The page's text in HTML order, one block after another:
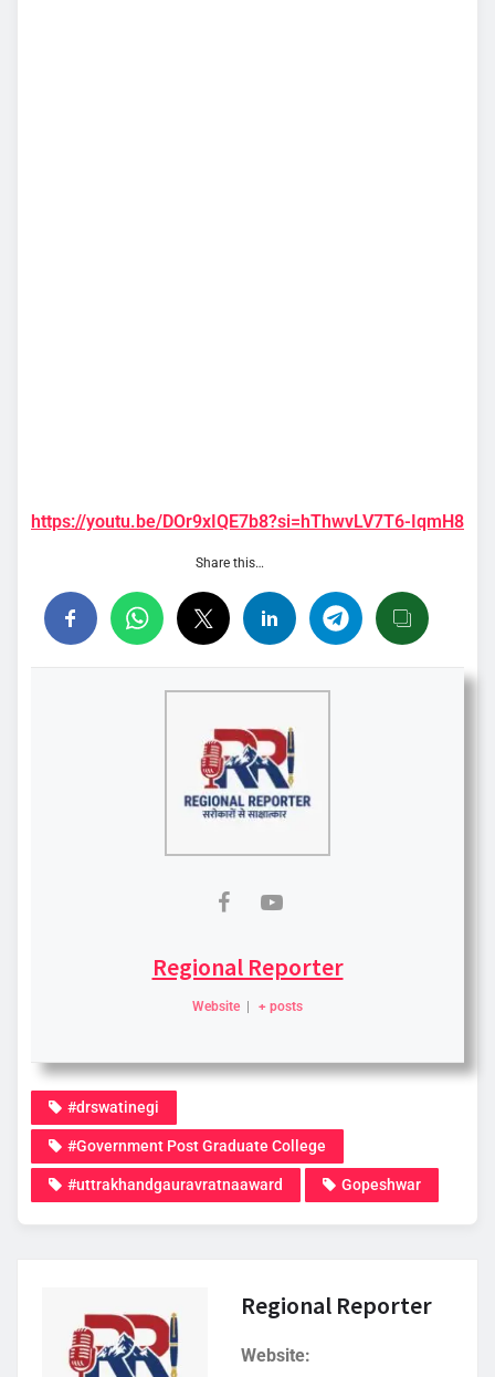
https://youtu.be/DOr9xIQE7b8?si=hThwvLV7T6-IqmH8
Share this…
Regional Reporter
Website | + posts
#drswatinegi
#Government Post Graduate College
#uttrakhandgauravratnaaward Gopeshwar
Regional Reporter
Website: